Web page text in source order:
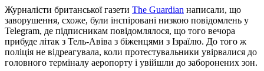
Журналісти британської газети The Guardian написали, що
заворушення, схоже, були інспіровані низкою повідомлень у
Telegram, де підписникам повідомлялося, що того вечора
прибуде літак з Тель-Авіва з біженцями з Ізраїлю. До того ж
поліція не відреагувала, коли протестувальники увірвалися до
головного терміналу аеропорту і увійшли до заборонених зон.